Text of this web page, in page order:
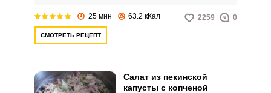
25 мин 63.2 кКал 2259 0
СМОТРЕТЬ РЕЦЕПТ
Салат из пекинской
капусты с копченой